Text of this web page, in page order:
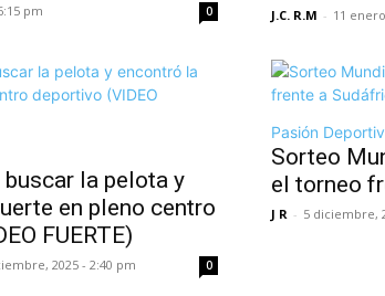
pm 0 J.C. R.M - 11
la pelota y
en pleno centro
FUERTE)
2025 - 2:40 pm 0
Pasión
Sorteo
el torneo
J R - 5 diciembre,